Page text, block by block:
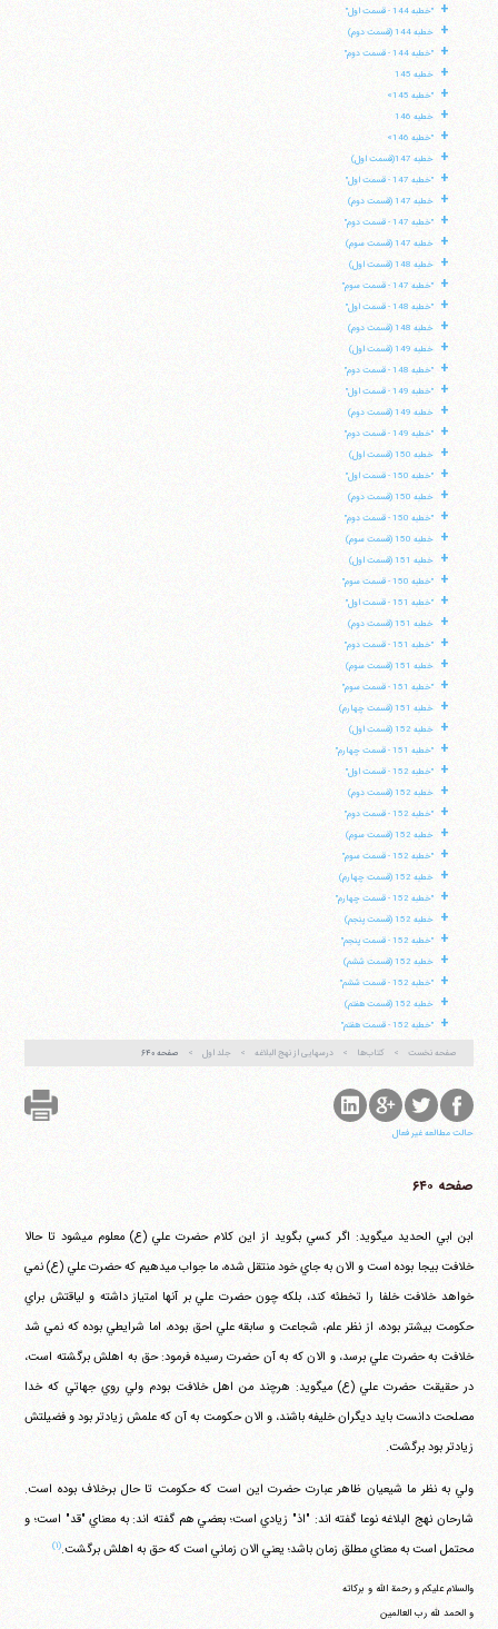
+ "خطبه 144 - قسمت اول"
+ خطبه 144 (قسمت دوم)
+ "خطبه 144 - قسمت دوم"
+ خطبه 145
+ "خطبه 145»
+ خطبه 146
+ "خطبه 146»
+ خطبه 147(قسمت اول)
+ "خطبه 147 - قسمت اول"
+ خطبه 147 (قسمت دوم)
+ "خطبه 147 - قسمت دوم"
+ خطبه 147 (قسمت سوم)
+ خطبه 148 (قسمت اول)
+ "خطبه 147 - قسمت سوم"
+ "خطبه 148 - قسمت اول"
+ خطبه 148 (قسمت دوم)
+ خطبه 149 (قسمت اول)
+ "خطبه 148 - قسمت دوم"
+ "خطبه 149 - قسمت اول"
+ خطبه 149 (قسمت دوم)
+ "خطبه 149 - قسمت دوم"
+ خطبه 150 (قسمت اول)
+ "خطبه 150 - قسمت اول"
+ خطبه 150 (قسمت دوم)
+ "خطبه 150 - قسمت دوم"
+ خطبه 150 (قسمت سوم)
+ خطبه 151 (قسمت اول)
+ "خطبه 150 - قسمت سوم"
+ "خطبه 151 - قسمت اول"
+ خطبه 151 (قسمت دوم)
+ "خطبه 151 - قسمت دوم"
+ خطبه 151 (قسمت سوم)
+ "خطبه 151 - قسمت سوم"
+ خطبه 151 (قسمت چهارم)
+ خطبه 152 (قسمت اول)
+ "خطبه 151 - قسمت چهارم"
+ "خطبه 152 - قسمت اول"
+ خطبه 152 (قسمت دوم)
+ "خطبه 152 - قسمت دوم"
+ خطبه 152 (قسمت سوم)
+ "خطبه 152 - قسمت سوم"
+ خطبه 152 (قسمت چهارم)
+ "خطبه 152 - قسمت چهارم"
+ خطبه 152 (قسمت پنجم)
+ "خطبه 152 - قسمت پنجم"
+ خطبه 152 (قسمت ششم)
+ "خطبه 152 - قسمت ششم"
+ خطبه 152 (قسمت هفتم)
+ "خطبه 152 - قسمت هفتم"
صفحه نخست کتاب‌ها درسهایی از نهج البلاغه جلد اول صفحه ۶۴۰
حالت مطالعه غیر فعال
صفحه ۶۴۰
ابن ابي الحديد مي‎گويد: اگر كسي بگويد از اين كلام حضرت علي (ع) معلوم مي‎شود تا حالا
خلافت بيجا بوده است و الان به جاي خود منتقل شده، ما جواب مي‎دهيم كه حضرت علي (ع) نمي
خواهد خلافت خلفا را تخطئه كند، بلكه چون حضرت علي بر آنها امتياز داشته و لياقتش براي
حكومت بيشتر بوده، از نظر علم، شجاعت و سابقه علي احق بوده، اما شرايطي بوده كه نمي شد
خلافت به حضرت علي برسد، و الان كه به آن حضرت رسيده فرمود: حق به اهلش برگشته است،
در حقيقت حضرت علي (ع) مي‎گويد: هرچند من اهل خلافت بودم ولي روي جهاتي كه خدا
مصلحت دانست بايد ديگران خليفه باشند، و الان حكومت به آن كه علمش زيادتر بود و فضيلتش
زيادتر بود برگشت.
ولي به نظر ما شيعيان ظاهر عبارت حضرت اين است كه حكومت تا حال برخلاف بوده است.
شارحان نهج البلاغه نوعا گفته اند: "اذ" زيادي است؛ بعضي هم گفته اند: به معناي "قد" است؛ و
محتمل است به معناي مطلق زمان باشد؛ يعني الان زماني است كه حق به اهلش برگشت.(۱)
والسلام عليكم و رحمة الله و بركاته
و الحمد لله رب العالمين